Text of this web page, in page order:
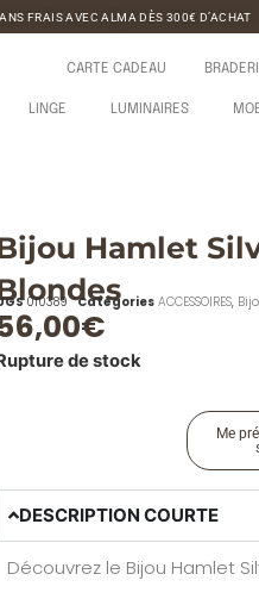
FRAIS AVEC ALMA DÈS 300€ D’ACHAT
CARTE CADEAU
LINGE LUMINAIRES
Hamlet
010389 Catégories ACCESSOIRES,
€
de stock
Me
DESCRIPTION COURTE
Découvrez le Bijou Hamlet